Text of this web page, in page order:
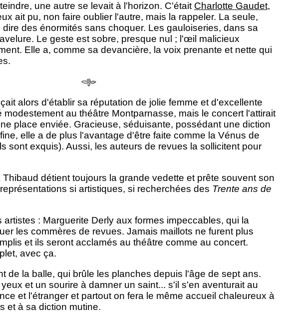
une autre se levait à l'horizon. C'était Charlotte Gaudet,
ait pu, non faire oublier l'autre, mais la rappeler. La seule,
dire des énormités sans choquer. Les gauloiseries, dans sa
Le geste est sobre, presque nul ; l'œil malicieux
Elle a, comme sa devancière, la voix prenante et nette qui
alors d'établir sa réputation de jolie femme et d'excellente
modestement au théâtre Montparnasse, mais le concert l'attirait
place enviée. Gracieuse, séduisante, possédant une diction
elle a de plus l'avantage d'être faite comme la Vénus de
sont exquis). Aussi, les auteurs de revues la sollicitent pour
détient toujours la grande vedette et prête souvent son
si artistiques, si recherchées des Trente ans de
artistes : Marguerite Derly aux formes impeccables, qui la
les commères de revues. Jamais maillots ne furent plus
et ils seront acclamés au théâtre comme au concert.
avec ça.
de la balle, qui brûle les planches depuis l'âge de sept ans.
et un sourire à damner un saint... s'il s'en aventurait au
et l'étranger et partout on fera le même accueil chaleureux à
et à sa diction mutine.